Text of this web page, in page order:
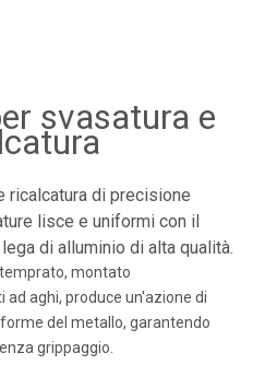
svasatura e
ricalcatura di precisione
lisce e uniformi con il
di alluminio di alta qualità.
temprato, montato
aghi, produce un'azione di
del metallo, garantendo
grippaggio.